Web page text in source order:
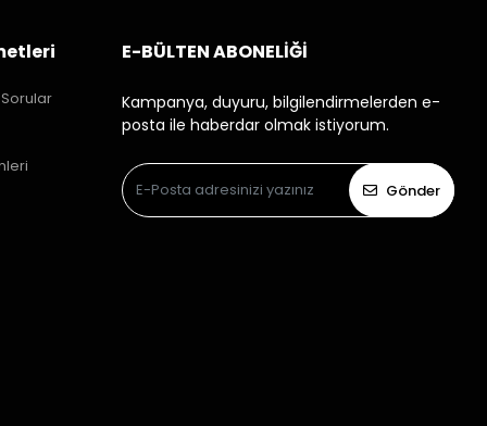
E-BÜLTEN ABONELİĞİ
Kampanya, duyuru, bilgilendirmelerden e-
posta ile haberdar olmak istiyorum.
Gönder